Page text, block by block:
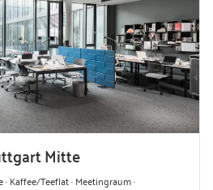
Mitte
Kaffee/Teeflat · Meetingraum ·